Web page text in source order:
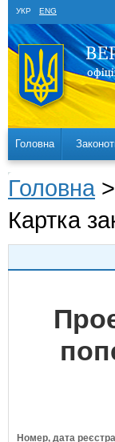
УКР ENG
Головна
Головна
Картка
Номер, дата